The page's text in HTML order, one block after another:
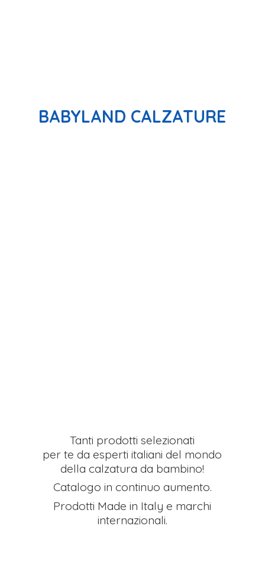
BABYLAND CALZATURE
Tanti prodotti selezionati
per te da esperti italiani del mondo
della calzatura da bambino!
Catalogo in continuo aumento.
Prodotti Made in Italy e marchi
internazionali.